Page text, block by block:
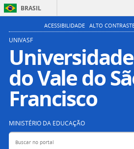
BRASIL
ACESSIBILIDADE ALTO
UNIVASF
do Vale do
Francisco
MINISTÉRIO DA EDUCAÇÃO
Buscar no portal